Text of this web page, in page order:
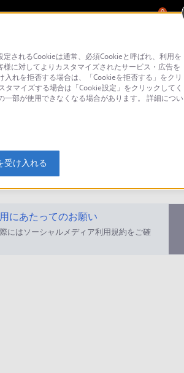
0
にあたってのお願い
にはソーシャルメディア利用規約をご確
されるCookieは通常、必須Cookieと呼ばれ、利用を
に対してよりカスタマイズされたサービス・広告を
れを拒否する場合は、「Cookieを拒否する」をクリ
マイズする場合は「Cookie設定」をクリックしてく
部が使用できなくなる場合があります。 詳細につい
受け入れる